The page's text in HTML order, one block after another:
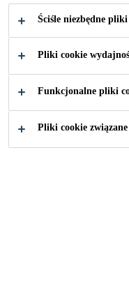
Przemysł ...
Rozwiązania
Ściśle niezbędne
Pliki cookie
Funkcjonalne pliki
Pliki cookie